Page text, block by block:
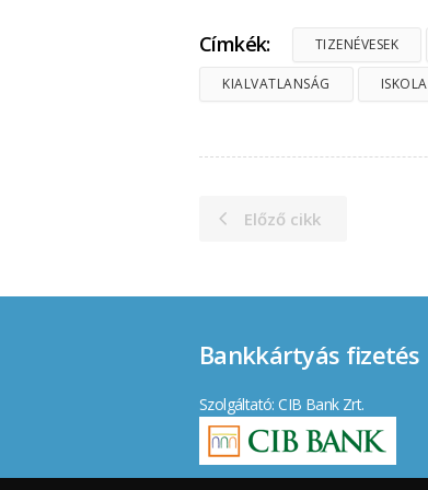
Címkék: TIZENÉVESEK
KIALVATLANSÁG ISKOLA
Előző cikk
Bankkártyás fizetés
Szolgáltató: CIB Bank Zrt.